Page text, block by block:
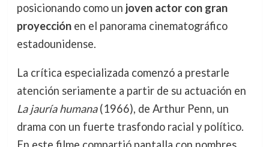
posicionando como un joven actor con gran
proyecciónen el panorama cinematográfico
estadounidense.
La crítica especializada comenzó a prestarle
atención seriamente a partir de su actuación en
La jauría humana(1966), de Arthur Penn, un
drama con un fuerte trasfondo racial y político.